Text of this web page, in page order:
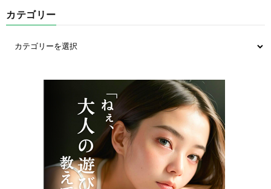
カテゴリー